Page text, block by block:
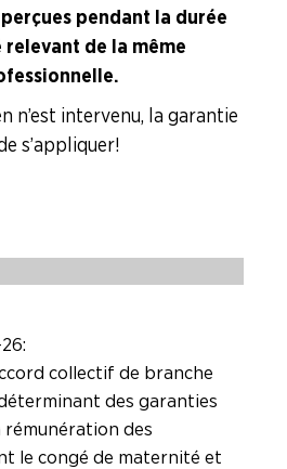
pendant la durée
relevant de la même
n’est intervenu, la garantie
s’appliquer !
:
collectif de branche
des garanties
rémunération des
le congé de maternité et